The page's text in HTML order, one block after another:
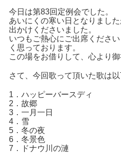
今日は第83回定例会でした。
あいにくの寒い日となりまし
出かけくださいました。
いつもご熱心にご出席くださ
く思っております。
この場をお借りして、心より御
さて、今回歌って頂いた歌は以
1．ハッピーバースディ
2．故郷
3．一月一日
4．雪
5．冬の夜
6．冬景色
7．ドナウ川の漣